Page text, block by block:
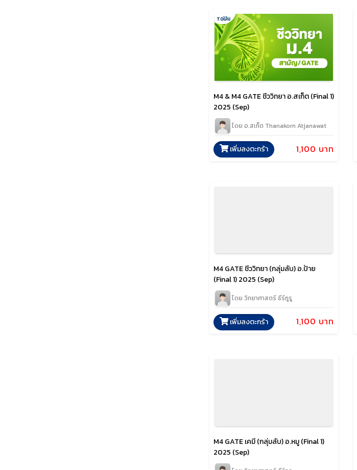
M4 & M4 GATE ชีววิทยา อ.สเก็ต (Final 1)
2025 (Sep)
โดย อ.สเก็ต Thanakorn Atjanawat
1,100 บาท
เพิ่มลงตะกร้า
M4 GATE ชีววิทยา (กลุ่มลับ) อ.ป้าย
(Final 1) 2025 (Sep)
โดย วิทยาศาสตร์ ธีร์กูรู
1,100 บาท
เพิ่มลงตะกร้า
M4 GATE เคมี (กลุ่มลับ) อ.หมู (Final 1)
2025 (Sep)